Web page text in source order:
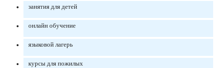
занятия для детей
онлайн обучение
языковой лагерь
курсы для пожилых